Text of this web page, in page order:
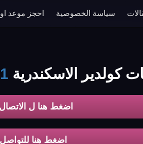
سياسة الخصوصية احجز موعد
كولدير الاسكندرية
اضغط هنا ل
اضغط هنا